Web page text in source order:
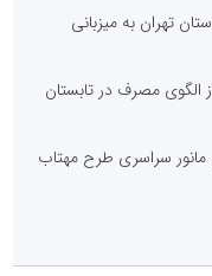
تهران به میزبانی
الگوی مصرف در تابستان
مانور سراسری طرح مهتاب